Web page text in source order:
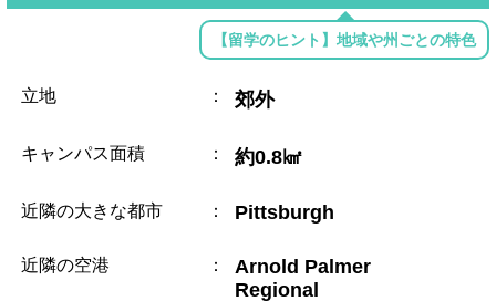
【留学のヒント】地域や州ごとの特色
立地 ： 郊外
キャンパス面積 ： 約0.8㎢
近隣の大きな都市 ： Pittsburgh
近隣の空港 ：
Arnold Palmer
Regional